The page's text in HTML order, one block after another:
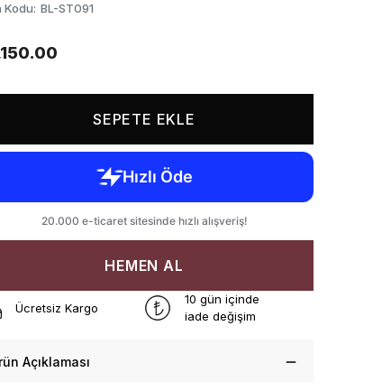
Kodu: BL-ST091
SEPETE EKLE
HEMEN AL
Ücretsiz Kargo
10 gün içinde
iade değişim
Açıklaması